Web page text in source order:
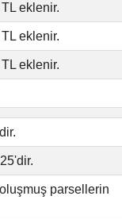
eklenir.
eklenir.
eklenir.
parsellerin